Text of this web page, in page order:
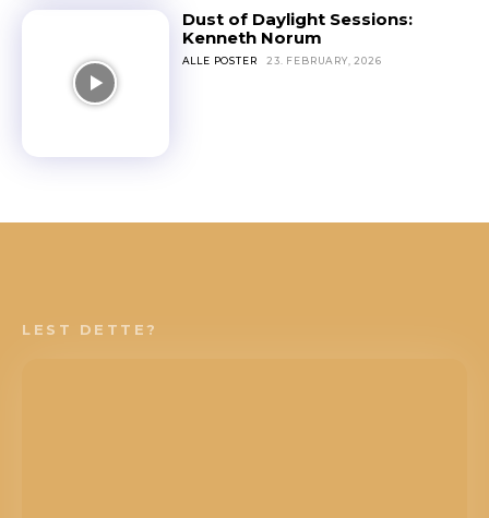
Dust of Daylight Sessions:
Kenneth Norum
ALLE POSTER 23. FEBRUARY, 2026
LEST DETTE?